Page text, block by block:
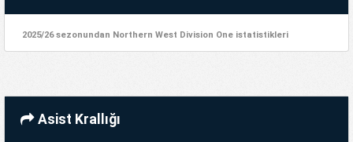
2025/26 sezonundan Northern West Division One istatistikleri
Asist Krallığı